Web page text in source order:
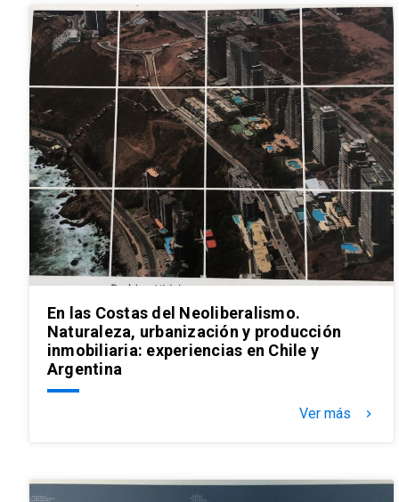
En las Costas del Neoliberalismo.
Naturaleza, urbanización y producción
inmobiliaria: experiencias en Chile y
Argentina
Ver más keyboard_arrow_right